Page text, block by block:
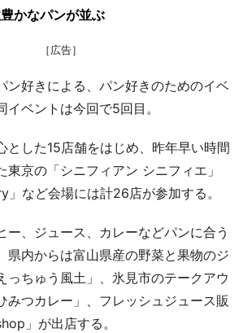
かなパンが並ぶ
［広告］
好きによる、パン好きのためのイベ
イベントは今回で5回目。
した15店舗をはじめ、昨年早い時間
東京の「シニフィアン シニフィエ」
など会場には計26店が参加する。
、ジュース、カレーなどパンに合う
県内からは富山県産の野菜と果物のジ
っちゅう風土」、氷見市のテークアウ
みつカレー」、フレッシュジュース販
」が出店する。